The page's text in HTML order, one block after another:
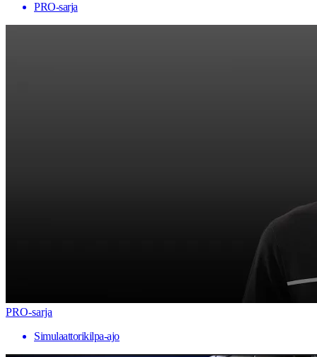
PRO-sarja
PRO-sarja
Simulaattorikilpa-ajo